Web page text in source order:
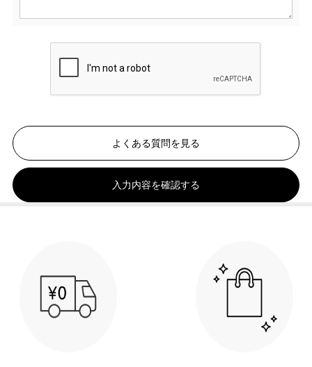
よくある質問を見る
入力内容を確認する